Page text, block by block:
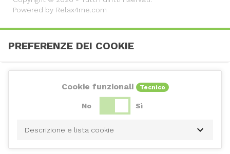
Powered by Relax4me.com
PREFERENZE DEI COOKIE
Cookie funzionali Tecnico
No Sì
Descrizione e lista cookie